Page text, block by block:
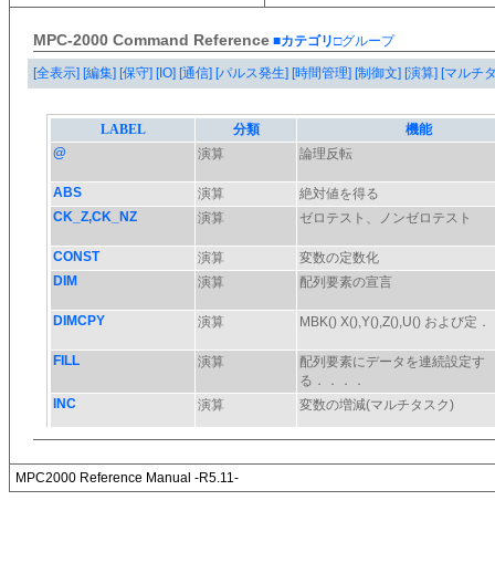
MPC-2000 Command Reference ■カテゴリ□グループ
[全表示] [編集] [保守] [IO] [通信] [パルス発生] [時間管理] [制御文] [演算] [マルチ
MPC2000 Reference Manual -R5.11-